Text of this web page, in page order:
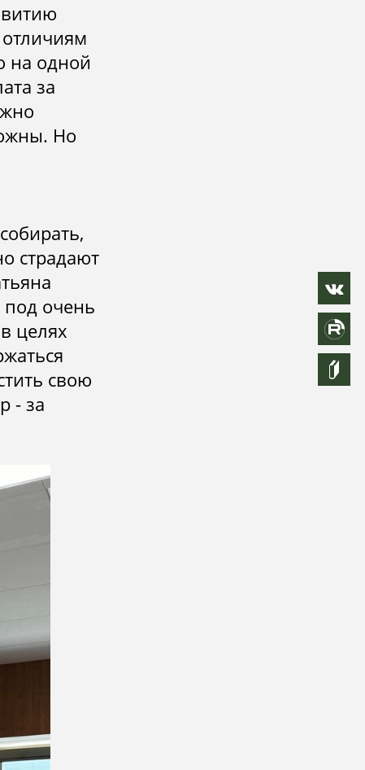
на одной
за
Но
страдают
очень
целях
свою
- за